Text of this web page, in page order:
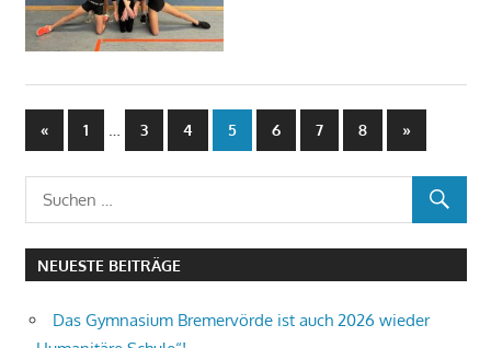
Beitragsnavigation
«Vorherige
Beiträge
1 … 3 4 5 6 7 8
Nächste
Beiträge
»
NEUESTE BEITRÄGE
Das Gymnasium Bremervörde ist auch 2026 wieder